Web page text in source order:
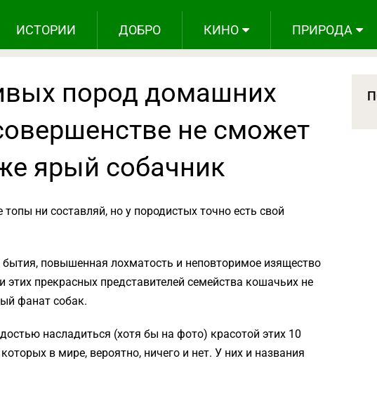
ИСТОРИИ ДОБРО КИНО ПРИРОДА
пород домашних
не сможет
ярый собачник
ни составляй, но у породистых точно есть свой
повышенная лохматость и неповторимое изящество
этих прекрасных представителей семейства кошачьих не
фанат собак.
насладиться (хотя бы на фото) красотой этих 10
в мире, вероятно, ничего и нет. У них и названия